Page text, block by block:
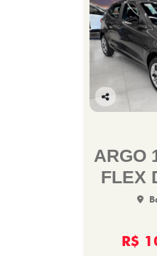
Co
lhe
ARGO
FLEX
R$